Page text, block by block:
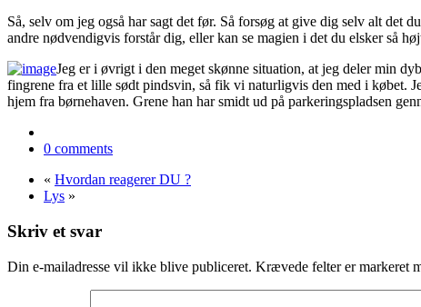
Så, selv om jeg også har sagt det før. Så forsøg at give dig selv alt
andre nødvendigvis forstår dig, eller kan se magien i det du elsker så
Jeg er i øvrigt i den meget skønne situation, at jeg deler min
fingrene fra et lille sødt pindsvin, så fik vi naturligvis den med i købet.
hjem fra børnehaven. Grene han har smidt ud på parkeringspladsen
0 comments
« Hvordan reagerer DU ?
Lys »
Skriv et svar
Din e-mailadresse vil ikke blive publiceret. Krævede felter er markeret